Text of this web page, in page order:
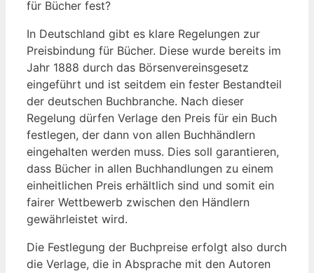
für Bücher fest?
In Deutschland gibt es klare Regelungen zur
Preisbindung für Bücher. Diese wurde‍ bereits im
Jahr 1888 durch das⁢ Börsenvereinsgesetz
eingeführt und ist seitdem ein fester Bestandteil
der ‍deutschen Buchbranche. Nach dieser
Regelung dürfen ‌Verlage den Preis für ein Buch
⁤festlegen, der ​dann ⁢von allen Buchhändlern
eingehalten werden muss.‌ Dies soll garantieren,
dass Bücher‍ in ⁤allen Buchhandlungen zu einem
einheitlichen Preis ⁢erhältlich⁣ sind ⁢und somit⁢ ein
‍fairer Wettbewerb zwischen den Händlern
gewährleistet wird.
Die⁣ Festlegung⁣ der Buchpreise erfolgt also ⁢durch
die Verlage, die in‍ Absprache mit den Autoren